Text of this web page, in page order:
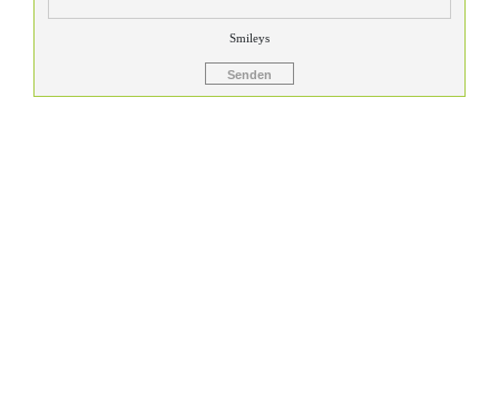
24.06.26 20.00 Uhr OMV Attnang: Der hier angegebene Dieselpreis
mit 1,699 ist aktuell ein viel höherer....
Smileys